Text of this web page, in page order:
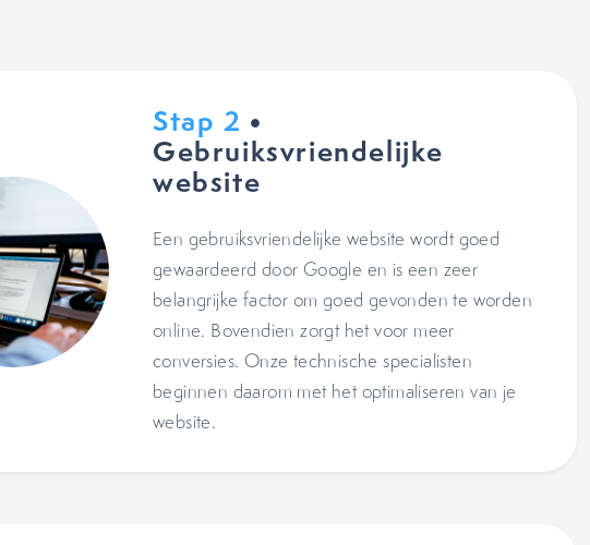
Stap 2 •
Gebruiksvriendelijke
website
Een gebruiksvriendelijke website wordt goed
gewaardeerd door Google en is een zeer
belangrijke factor om goed gevonden te worden
online. Bovendien zorgt het voor meer
conversies. Onze technische specialisten
beginnen daarom met het optimaliseren van je
website.